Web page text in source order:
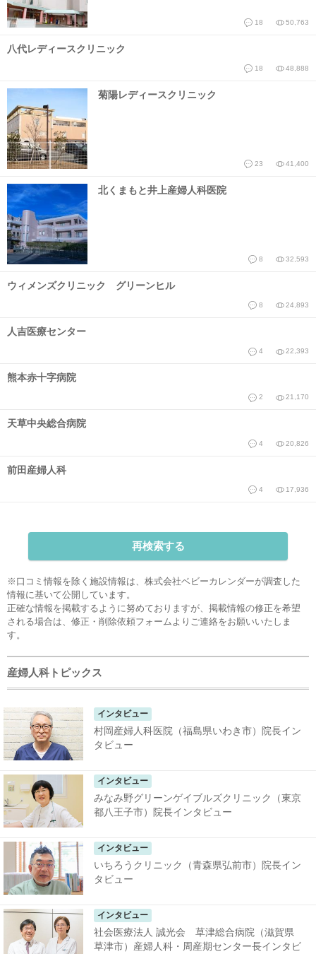
18 50,763
八代レディースクリニック
18 48,888
菊陽レディースクリニック
23 41,400
北くまもと井上産婦人科医院
8 32,593
ウィメンズクリニック グリーンヒル
8 24,893
人吉医療センター
4 22,393
熊本赤十字病院
2 21,170
天草中央総合病院
4 20,826
前田産婦人科
4 17,936
再検索する
※口コミ情報を除く施設情報は、株式会社ベビーカレンダーが調査した
情報に基いて公開しています。
正確な情報を掲載するように努めておりますが、掲載情報の修正を希望
される場合は、 修正・削除依頼フォーム よりご連絡をお願いいたしま
す。
産婦人科トピックス
インタビュー
村岡産婦人科医院（福島県いわき市）院長イン
タビュー
インタビュー
みなみ野グリーンゲイブルズクリニック（東京
都八王子市）院長インタビュー
インタビュー
いちろうクリニック（青森県弘前市）院長イン
タビュー
インタビュー
社会医療法人 誠光会 草津総合病院（滋賀県
草津市）産婦人科・周産期センター長インタビ